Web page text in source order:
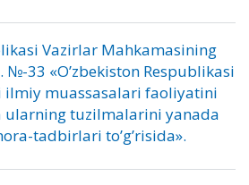
Vazirlar Mahkamasining
33 «O’zbekiston Respublikasi
ilmiy muassasalari faoliyatini
ularning tuzilmalarini yanada
tadbirlari to’g’risida».